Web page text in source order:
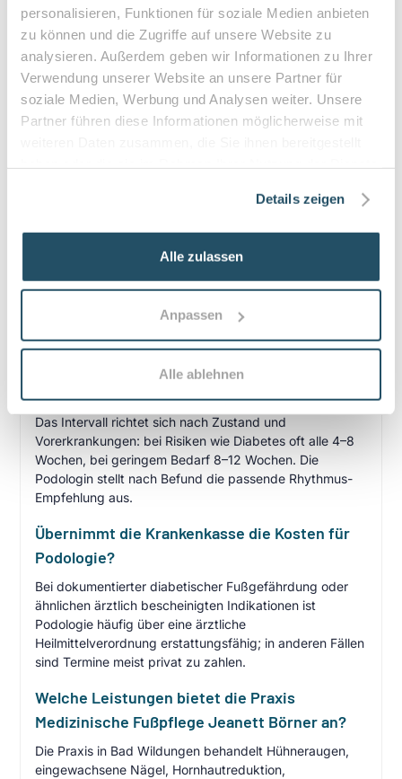
personalisieren, Funktionen für soziale Medien anbieten
zu können und die Zugriffe auf unsere Website zu
analysieren. Außerdem geben wir Informationen zu Ihrer
Verwendung unserer Website an unsere Partner für
soziale Medien, Werbung und Analysen weiter. Unsere
Partner führen diese Informationen möglicherweise mit
Details zeigen
Alle zulassen
Anpassen
Alle ablehnen
•Befreiung bei chronischen Erkrankungen möglich
• Privatleistungen nach individueller Vereinbarung
•Hausbesuche bei medizinischer Notwendigkeit
Behandlung von Füßen zur Vorbeugung und
eingewachsenen Nägeln oder Hornhaut. Ziel ist
Schmerzlinderung, Infektionsvermeidung und Erhalt der
Wie oft sollte man zur medizinischen
Das Intervall richtet sich nach Zustand und
Vorerkrankungen: bei Risiken wie Diabetes oft alle 4–8
Wochen, bei geringem Bedarf 8–12 Wochen. Die
Podologin stellt nach Befund die passende Rhythmus-
Empfehlung aus.
Übernimmt die Krankenkasse die Kosten für
Podologie?
Bei dokumentierter diabetischer Fußgefährdung oder
ähnlichen ärztlich bescheinigten Indikationen ist
Podologie häufig über eine ärztliche
Heilmittelverordnung erstattungsfähig; in anderen Fällen
sind Termine meist privat zu zahlen.
Welche Leistungen bietet die Praxis
Medizinische Fußpflege Jeanett Börner an?
Die Praxis in Bad Wildungen behandelt Hühneraugen,
eingewachsene Nägel, Hornhautreduktion,